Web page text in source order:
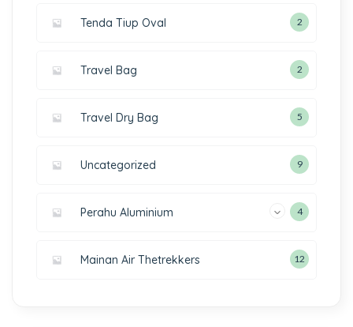
Tenda Tiup Oval 2
Travel Bag 2
Travel Dry Bag 5
Uncategorized 9
Perahu Aluminium 4
Mainan Air Thetrekkers 12